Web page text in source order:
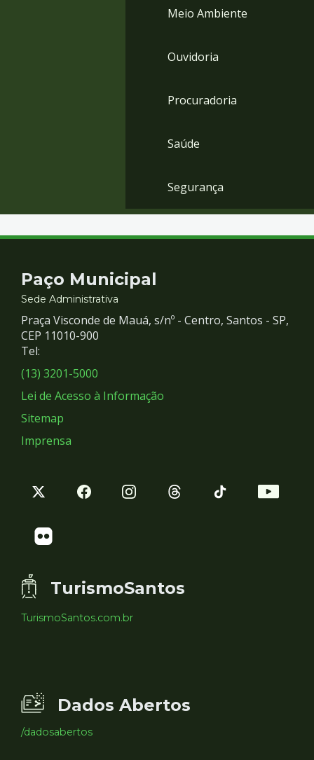
Meio Ambiente
Ouvidoria
Procuradoria
Saúde
Segurança
Contato
e
Redes
Sociais
Paço Municipal
Sede Administrativa
Praça Visconde de Mauá, s/nº - Centro, Santos - SP,
CEP 11010-900
Tel:
(13) 3201-5000
Lei de Acesso à Informação
Sitemap
Imprensa
TurismoSantos
TurismoSantos.com.br
Dados Abertos
/dadosabertos